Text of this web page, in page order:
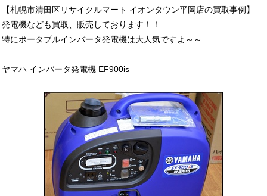
【札幌市清田区リサイクルマート イオンタウン平岡店の買取事例】
発電機なども買取、販売しております！！
特にポータブルインバータ発電機は大人気ですよ～～
ヤマハ インバータ発電機 EF900is